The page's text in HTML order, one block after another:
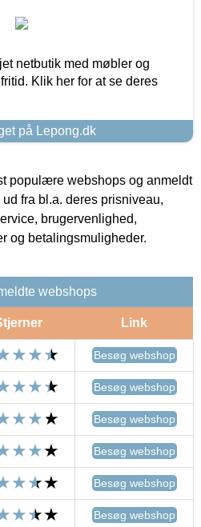
netbutik med møbler og
Klik her for at se deres
på Lepong.dk
populære webshops og anmeldt
fra bl.a. deres prisniveau,
brugervenlighed,
og betalingsmuligheder.
webshops
Link
Besøg webshop
Besøg webshop
Besøg webshop
Besøg webshop
Besøg webshop
Besøg webshop